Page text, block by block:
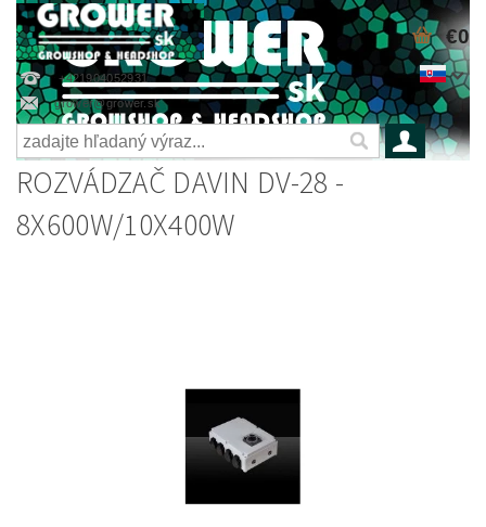
+421904052931
grower@grower.sk
€0
ROZVÁDZAČ DAVIN DV-28 -
8X600W/10X400W